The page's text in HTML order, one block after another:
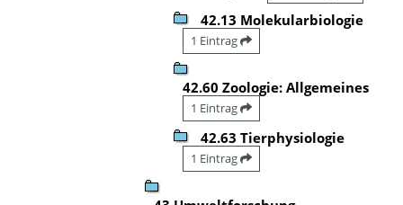
42.13 Molekularbiologie
1 Eintrag
42.60 Zoologie: Allgemeines
1 Eintrag
42.63 Tierphysiologie
1 Eintrag